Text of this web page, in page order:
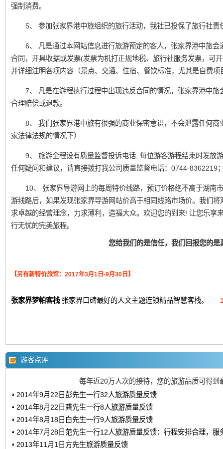
强制消费。
5、 参加张家界港中旅组织的旅行活动，我社已投保了旅行社责
6、 凡是通过本网站信息进行旅游预定的客人，张家界港中旅
合同，开具收据或发票(发票为机打正规地税、旅行社服务发票，可
并详细注明各项内容（景点、交通、住宿、餐饮标准，尤其是自费
7、 凡是在游程执行过程中出现违反合同的情况，张家界港中
合理赔偿或退款。
8、 我们张家界港中旅有很强的商业保密意识，不会泄露任何
家法律法规的情况下）
9、 旅游全程设有质量监督投诉电话, 每位游客游程结束时发放
任何疑问和建议，请直接拨打我公司质量监督电话：0744-8362219
10、 张家界导游网上的每周特价线路，预订价格绝不高于湖南
游线路后，如果发现张家界导游网站价高于相同线路市场价。我们
求卓越的经营理念，力求薄利，造福大众。欢迎您的到来! 让您乐享
行无忧的完美旅程。
您给我们的是信任，我们回报您的是
【另有新特价旅馆：2017年3月1日-9月30日】
张家界梦帕客栈张家界口碑最好的人文主题连锁精品智慧客栈。
游客点评
每年近20万人次的接待，您的旅游品质可得到
2014年9月22日彭先生一行32人旅游质量反馈
2014年8月22日龚先生一行8人旅游质量反馈
2014年8月18日白先生一行9人旅游质量反馈
2014年7月28日范先生一行12人旅游质量反馈：行程安排合理，服
2013年11月1日方先生旅游质量反馈